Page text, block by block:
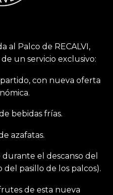
al Palco de RECALVI,
un servicio exclusivo:
con nueva oferta
bebidas frías.
azafatas.
el descanso del
pasillo de los palcos).
de esta nueva